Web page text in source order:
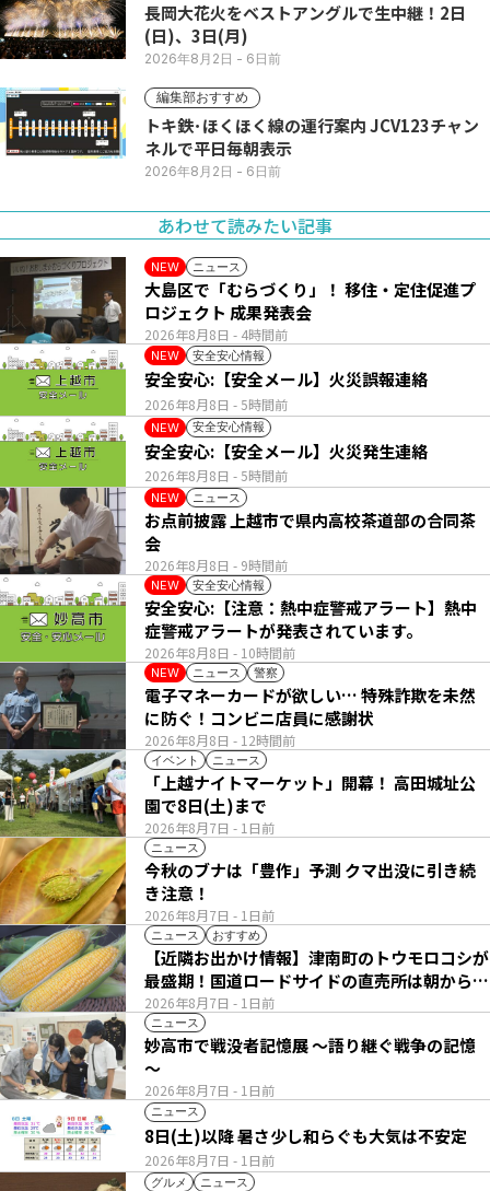
長岡大花火をベストアングルで生中継！2日
(日)、3日(月)
2026年8月2日 - 6日前
編集部おすすめ
トキ鉄･ほくほく線の運行案内 JCV123チャン
ネルで平日毎朝表示
2026年8月2日 - 6日前
あわせて読みたい記事
NEW ニュース
2026年8月8日 - 4時間前
大島区で「むらづくり」！ 移住・定住促進プ
ロジェクト 成果発表会
NEW 安全安心情報
2026年8月8日 - 5時間前
安全安心:【安全メール】火災誤報連絡
NEW 安全安心情報
2026年8月8日 - 5時間前
安全安心:【安全メール】火災発生連絡
NEW ニュース
2026年8月8日 - 9時間前
お点前披露 上越市で県内高校茶道部の合同茶
会
NEW 安全安心情報
2026年8月8日 - 10時間前
安全安心:【注意：熱中症警戒アラート】熱中
症警戒アラートが発表されています。
NEW ニュース 警察
2026年8月8日 - 12時間前
電子マネーカードが欲しい… 特殊詐欺を未然
に防ぐ！コンビニ店員に感謝状
イベント ニュース
2026年8月7日 - 1日前
「上越ナイトマーケット」開幕！ 高田城址公
園で8日(土)まで
ニュース
2026年8月7日 - 1日前
今秋のブナは「豊作」予測 クマ出没に引き続
き注意！
ニュース おすすめ
2026年8月7日 - 1日前
【近隣お出かけ情報】津南町のトウモロコシが
最盛期！国道ロードサイドの直売所は朝から長
い列
ニュース
2026年8月7日 - 1日前
妙高市で戦没者記憶展 ～語り継ぐ戦争の記憶
～
ニュース
2026年8月7日 - 1日前
8日(土)以降 暑さ少し和らぐも大気は不安定
グルメ ニュース